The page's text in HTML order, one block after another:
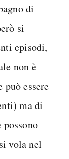
di
si
episodi,
non è
essere
ma di
vola nel